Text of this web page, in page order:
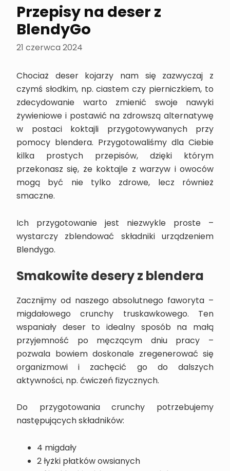
Przepisy na deser z
BlendyGo
21 czerwca 2024
Chociaż deser kojarzy nam się zazwyczaj z
czymś słodkim, np. ciastem czy pierniczkiem, to
zdecydowanie warto zmienić swoje nawyki
żywieniowe i postawić na zdrowszą alternatywę
w postaci koktajli przygotowywanych przy
pomocy blendera. Przygotowaliśmy dla Ciebie
kilka prostych przepisów, dzięki którym
przekonasz się, że koktajle z warzyw i owoców
mogą być nie tylko zdrowe, lecz również
smaczne.
Ich przygotowanie jest niezwykle proste –
wystarczy zblendować składniki urządzeniem
Blendygo.
Smakowite desery z blendera
Zacznijmy od naszego absolutnego faworyta –
migdałowego crunchy truskawkowego. Ten
wspaniały deser to idealny sposób na małą
przyjemność po męczącym dniu pracy –
pozwala bowiem doskonale zregenerować się
organizmowi i zachęcić go do dalszych
aktywności, np. ćwiczeń fizycznych.
Do przygotowania crunchy potrzebujemy
następujących składników:
4 migdały
2 łyżki płatków owsianych